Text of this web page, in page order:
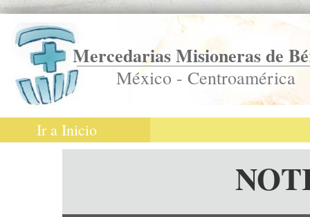
Mercedarias Misioneras de
México - Centroamérica
Ir a Inicio